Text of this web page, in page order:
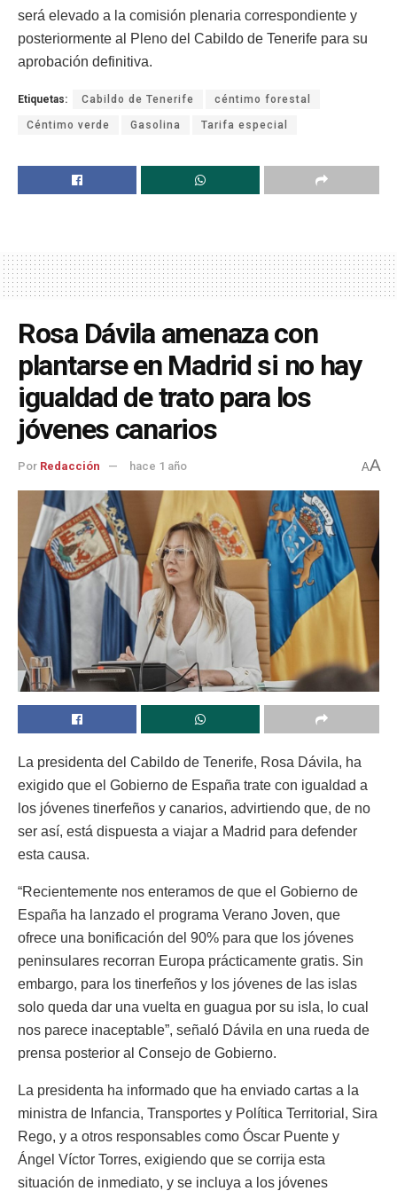
será elevado a la comisión plenaria correspondiente y
posteriormente al Pleno del Cabildo de Tenerife para su
aprobación definitiva.
Etiquetas: Cabildo de Tenerife céntimo forestal
Céntimo verde Gasolina Tarifa especial
Rosa Dávila amenaza con
plantarse en Madrid si no hay
igualdad de trato para los
jóvenes canarios
Por Redacción hace 1 año AA
La presidenta del Cabildo de Tenerife, Rosa Dávila, ha
exigido que el Gobierno de España trate con igualdad a
los jóvenes tinerfeños y canarios, advirtiendo que, de no
ser así, está dispuesta a viajar a Madrid para defender
esta causa.
“Recientemente nos enteramos de que el Gobierno de
España ha lanzado el programa Verano Joven, que
ofrece una bonificación del 90% para que los jóvenes
peninsulares recorran Europa prácticamente gratis. Sin
embargo, para los tinerfeños y los jóvenes de las islas
solo queda dar una vuelta en guagua por su isla, lo cual
nos parece inaceptable”, señaló Dávila en una rueda de
prensa posterior al Consejo de Gobierno.
La presidenta ha informado que ha enviado cartas a la
ministra de Infancia, Transportes y Política Territorial, Sira
Rego, y a otros responsables como Óscar Puente y
Ángel Víctor Torres, exigiendo que se corrija esta
situación de inmediato, y se incluya a los jóvenes